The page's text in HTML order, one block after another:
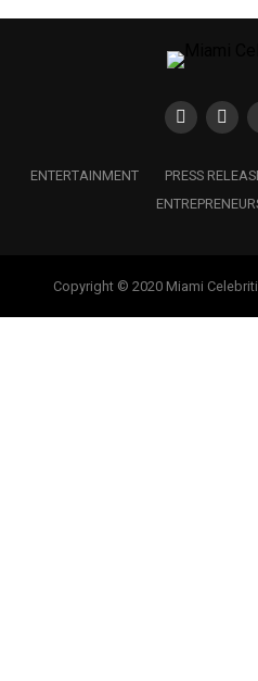
ENTERTAINMENT PRESS
Copyright © 2020 Miami